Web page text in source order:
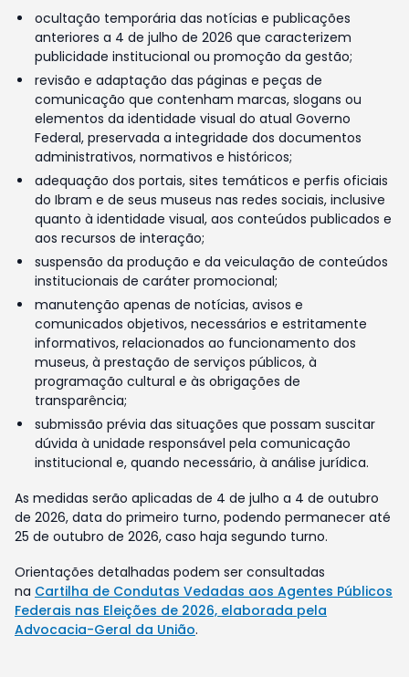
ocultação temporária das notícias e publicações
anteriores a 4 de julho de 2026 que caracterizem
publicidade institucional ou promoção da gestão;
revisão e adaptação das páginas e peças de
comunicação que contenham marcas, slogans ou
elementos da identidade visual do atual Governo
Federal, preservada a integridade dos documentos
administrativos, normativos e históricos;
adequação dos portais, sites temáticos e perfis oficiais
do Ibram e de seus museus nas redes sociais, inclusive
quanto à identidade visual, aos conteúdos publicados e
aos recursos de interação;
suspensão da produção e da veiculação de conteúdos
institucionais de caráter promocional;
manutenção apenas de notícias, avisos e
comunicados objetivos, necessários e estritamente
informativos, relacionados ao funcionamento dos
museus, à prestação de serviços públicos, à
programação cultural e às obrigações de
transparência;
submissão prévia das situações que possam suscitar
dúvida à unidade responsável pela comunicação
institucional e, quando necessário, à análise jurídica.
As medidas serão aplicadas de 4 de julho a 4 de outubro
de 2026, data do primeiro turno, podendo permanecer até
25 de outubro de 2026, caso haja segundo turno.
Orientações detalhadas podem ser consultadas
na Cartilha de Condutas Vedadas aos Agentes Públicos
Federais nas Eleições de 2026, elaborada pela
Advocacia-Geral da União.